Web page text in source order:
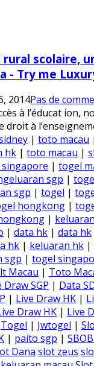
scolaire,
- Try me
2014Pas de
à l’éducat ion,
droit à
| toto macau |
hk | toto macau |
| togel
sgp |
sgp | togel |
hongkong |
|
| data hk | data hk
hk | keluaran hk |
sgp | togel
Macau | Toto
Draw SGP | Data
| Live Draw HK |
Draw HK | Live
Togel | Jwtogel |
| paito sgp |
Dana slot zeus